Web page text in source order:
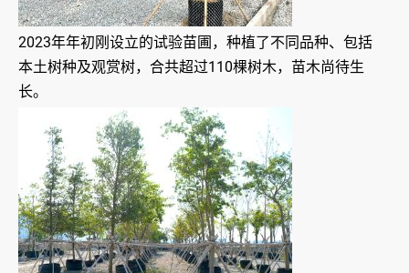
2023年年初刚设立的试验苗圃，种植了不同品种、包括
本土树种及观赏树，合共超过110棵树木，苗木尚待生
长。